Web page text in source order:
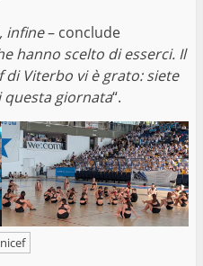
infine– conclude
hanno scelto di esserci. Il
di Viterbo vi è grato: siete
questa giornata“.